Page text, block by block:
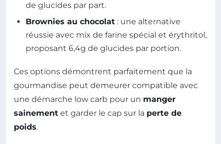
de glucides par part.
Brownies au chocolat : une alternative
réussie avec mix de farine spécial et érythritol,
proposant 6,4g de glucides par portion.
Ces options démontrent parfaitement que la
gourmandise peut demeurer compatible avec
une démarche low carb pour un manger
sainement et garder le cap sur la perte de
poids.